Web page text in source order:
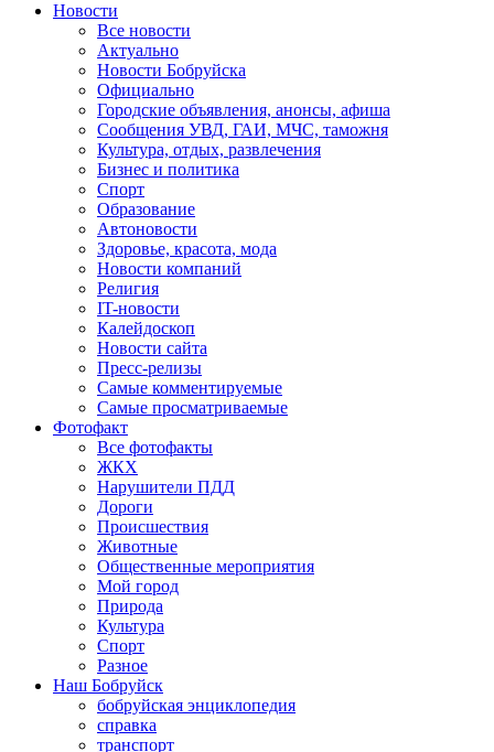
Новости
Все новости
Актуально
Новости Бобруйска
Официально
Городские объявления, анонсы, афиша
Сообщения УВД, ГАИ, МЧС, таможня
Культура, отдых, развлечения
Бизнес и политика
Спорт
Образование
Автоновости
Здоровье, красота, мода
Новости компаний
Религия
IT-новости
Калейдоскоп
Новости сайта
Пресс-релизы
Самые комментируемые
Самые просматриваемые
Фотофакт
Все фотофакты
ЖКХ
Нарушители ПДД
Дороги
Происшествия
Животные
Общественные мероприятия
Мой город
Природа
Культура
Спорт
Разное
Наш Бобруйск
бобруйская энциклопедия
справка
транспорт